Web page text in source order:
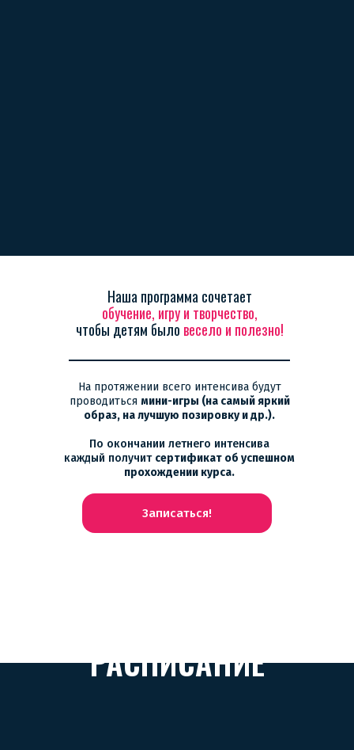
Наша программа сочетает
обучение, игру и творчество,
чтобы детям было весело и полезно!
По окончании летнего интенсива
каждый получит сертификат об успешном
прохождении курса.
На протяжении всего интенсива будут
проводиться мини-игры (на самый яркий
образ, на лучшую позировку и др.).
Записаться!
РАСПИСАНИЕ